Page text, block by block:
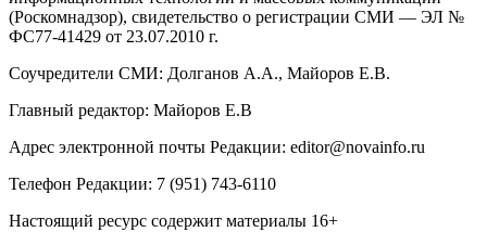
(Роскомнадзор), свидетельство о регистрации СМИ — ЭЛ №
ФС77-41429 от 23.07.2010 г.
Соучредители СМИ: Долганов А.А., Майоров Е.В.
Главный редактор: Майоров Е.В
Адрес электронной почты Редакции: editor@novainfo.ru
Телефон Редакции: 7 (951) 743-6110
Настоящий ресурс содержит материалы 16+